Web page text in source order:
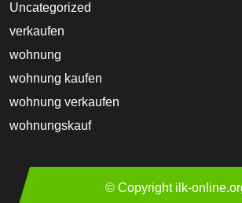
Uncategorized
verkaufen
wohnung
wohnung kaufen
wohnung verkaufen
wohnungskauf
© Copyright ilk-